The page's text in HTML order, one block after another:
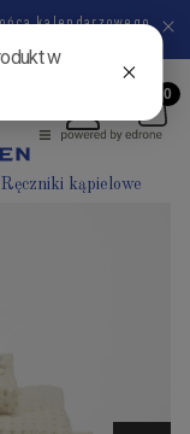
kalendarzowego
Ręczniki kąpielowe